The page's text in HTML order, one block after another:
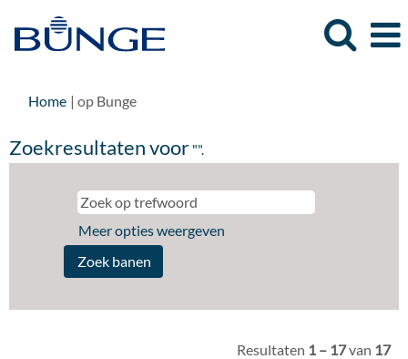
Home | op Bunge(huidige
Zoekresultaten voor "".
Meer opties weergeven
Resultaten 1 – 17van 17